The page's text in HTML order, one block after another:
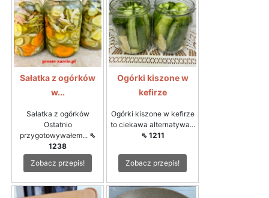
Sałatka z ogórków
w...
Sałatka z ogórków
Ostatnio
przygotowywałem... ⇖
1238
Zobacz przepis!
Ogórki kiszone w
kefirze
Ogórki kiszone w kefirze
to ciekawa alternatywa...
⇖ 1211
Zobacz przepis!